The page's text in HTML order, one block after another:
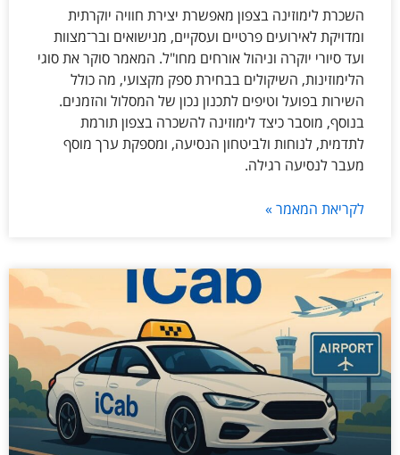
השכרת לימוזינה בצפון מאפשרת יצירת חוויה יוקרתית
ומדויקת לאירועים פרטיים ועסקיים, מנישואים ובר־מצוות
ועד סיורי יוקרה וניהול אורחים מחו"ל. המאמר סוקר את סוגי
הלימוזינות, השיקולים בבחירת ספק מקצועי, מה כולל
השירות בפועל וטיפים לתכנון נכון של המסלול והזמנים.
בנוסף, מוסבר כיצד לימוזינה להשכרה בצפון תורמת
לתדמית, לנוחות ולביטחון הנסיעה, ומספקת ערך מוסף
מעבר לנסיעה רגילה.
לקריאת המאמר »